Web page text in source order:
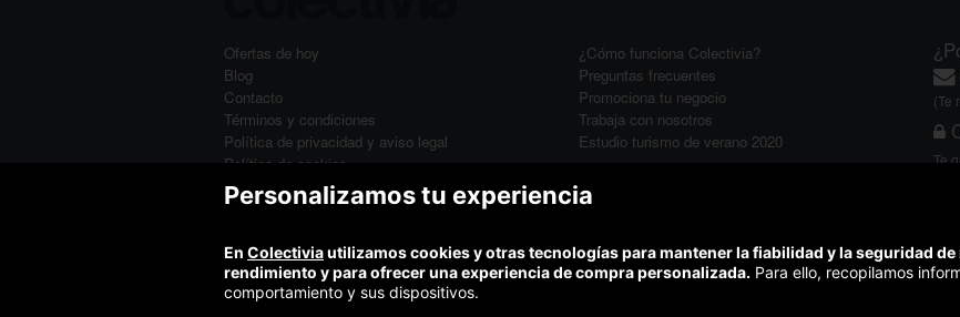
Ofertas de hoy
Blog
Contacto
Términos y condiciones
Política de privacidad y aviso legal
Política de cookies
¿Cómo funciona Colectivia?
Preguntas frecuentes
Promociona tu negocio
Trabaja con nosotros
Estudio turismo de verano 2020
(Te
Te
Somos agencia de viajes. CIE: 2313
Personalizamos tu experiencia
En Colectiviautilizamos cookies y otras tecnologías para mantener la fiabilidad y la seguridad
rendimiento y para ofrecer una experiencia de compra personalizada. Para ello, recopilamos
comportamiento y sus dispositivos.